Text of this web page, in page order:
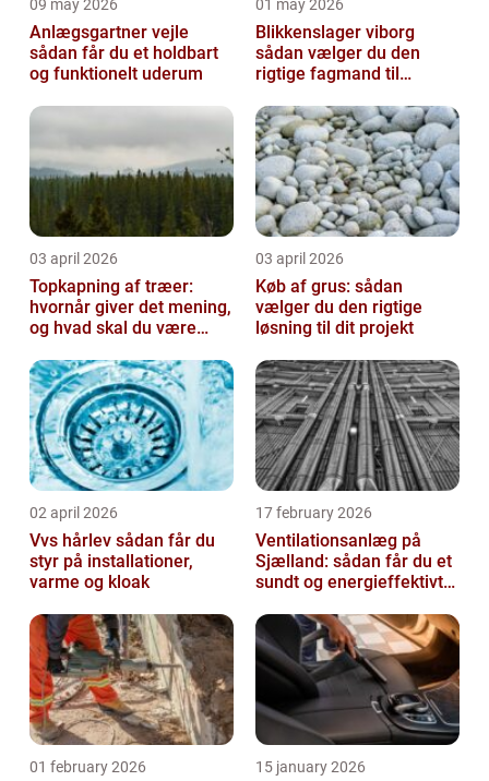
09 may 2026
Anlægsgartner vejle
sådan får du et holdbart
og funktionelt uderum
01 may 2026
Blikkenslager viborg
sådan vælger du den
rigtige fagmand til
03 april 2026
Topkapning af træer:
hvornår giver det mening,
og hvad skal du være
03 april 2026
Køb af grus: sådan
vælger du den rigtige
løsning til dit projekt
02 april 2026
Vvs hårlev sådan får du
styr på installationer,
varme og kloak
17 february 2026
Ventilationsanlæg på
Sjælland: sådan får du et
sundt og energieffektivt
01 february 2026 15 january 2026